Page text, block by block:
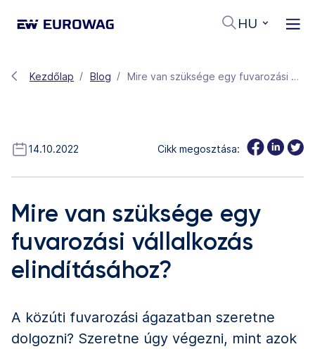
HU
Kezdőlap Blog Mire van szüksége egy fuvarozási vállalkozás elindításához?
14.10.2022 Cikk megosztása:
Mire van szüksége egy
fuvarozási vállalkozás
elindításához?
A közúti fuvarozási ágazatban szeretne
dolgozni? Szeretne úgy végezni, mint azok